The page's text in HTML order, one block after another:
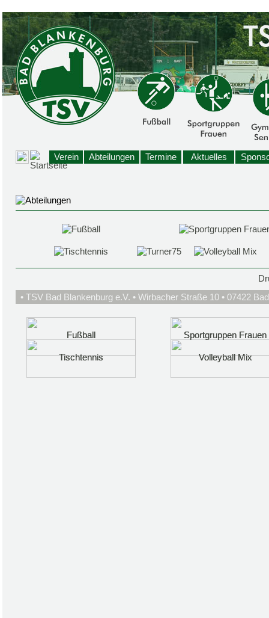
Verein Abteilungen Termine Aktuelles
Fußball
Fußball Sportgruppen Frauen
Sportgruppen Frauen
Tischtennis
Tischtennis Volleyball Mix
Volleyball Mix
• TSV Bad Blankenburg e.V. • Wirbacher Straße 10 • 07422